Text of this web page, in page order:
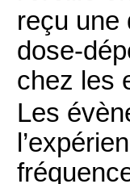
reçu une
dose-
chez les
Les